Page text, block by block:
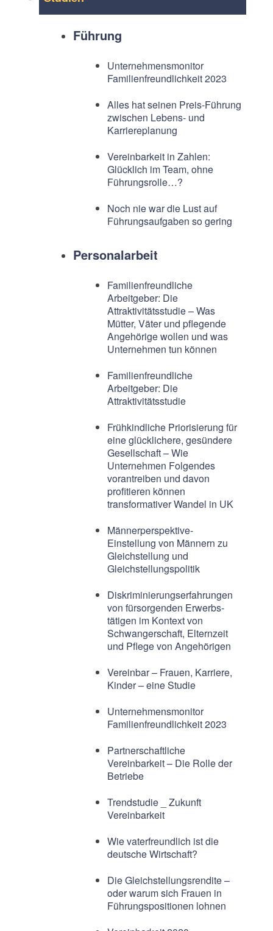
Führung
Unternehmensmonitor
Familienfreundlichkeit 2023
Alles hat seinen Preis-Führung
zwischen Lebens- und
Karriereplanung
Vereinbarkeit in Zahlen:
Glücklich im Team, ohne
Führungsrolle…?
Noch nie war die Lust auf
Führungsaufgaben so gering
Personalarbeit
Familienfreundliche
Arbeitgeber: Die
Attraktivitätsstudie – Was
Mütter, Väter und pflegende
Angehörige wollen und was
Unternehmen tun können
Familienfreundliche
Arbeitgeber: Die
Attraktivitätsstudie
Frühkindliche Priorisierung für
eine glücklichere, gesündere
Gesellschaft – Wie
Unternehmen Folgendes
vorantreiben und davon
profitieren können
transformativer Wandel in UK
Männerperspektive-
Einstellung von Männern zu
Gleichstellung und
Gleichstellungspolitik
Diskriminierungserfahrungen
von fürsorgenden Erwerbs-
tätigen im Kontext von
Schwangerschaft, Elternzeit
und Pflege von Angehörigen
Vereinbar – Frauen, Karriere,
Kinder – eine Studie
Unternehmensmonitor
Familienfreundlichkeit 2023
Partnerschaftliche
Vereinbarkeit – Die Rolle der
Betriebe
Trendstudie _ Zukunft
Vereinbarkeit
Wie vaterfreundlich ist die
deutsche Wirtschaft?
Die Gleichstellungsrendite –
oder warum sich Frauen in
Führungspositionen lohnen